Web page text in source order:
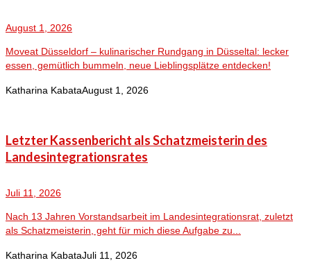
August 1, 2026
Moveat Düsseldorf – kulinarischer Rundgang in Düsseltal: lecker
essen, gemütlich bummeln, neue Lieblingsplätze entdecken!
Katharina KabataAugust 1, 2026
Letzter Kassenbericht als Schatzmeisterin des
Landesintegrationsrates
Juli 11, 2026
Nach 13 Jahren Vorstandsarbeit im Landesintegrationsrat, zuletzt
als Schatzmeisterin, geht für mich diese Aufgabe zu...
Katharina KabataJuli 11, 2026